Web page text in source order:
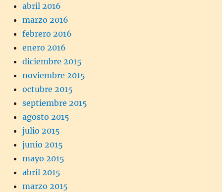
abril 2016
marzo 2016
febrero 2016
enero 2016
diciembre 2015
noviembre 2015
octubre 2015
septiembre 2015
agosto 2015
julio 2015
junio 2015
mayo 2015
abril 2015
marzo 2015